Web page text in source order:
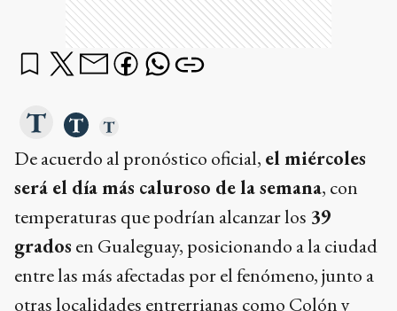
De acuerdo al pronóstico oficial, el miércoles
será el día más caluroso de la semana, con
temperaturas que podrían alcanzar los 39
grados en Gualeguay, posicionando a la ciudad
entre las más afectadas por el fenómeno, junto a
otras localidades entrerrianas como Colón y